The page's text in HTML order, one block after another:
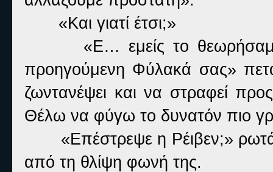
«Και γιατί έτσι;»
«Ε… εμείς το
προηγούμενη Φύλακά σας»
ζωντανέψει και να στραφεί
Θέλω να φύγω το δυνατόν πιο
«Επέστρεψε η Ρέιβεν;»
από τη θλίψη φωνή της.